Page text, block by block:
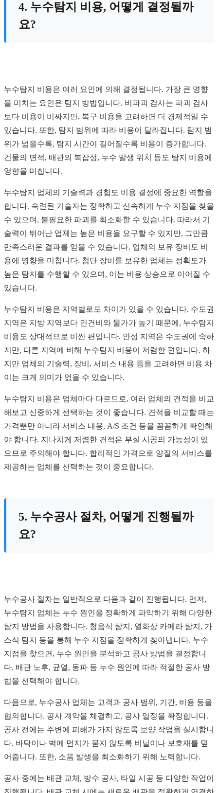
4. 누수탐지 비용, 어떻게 결정될까
요?
누수탐지 비용은 여러 요인에 의해 결정됩니다. 가장 큰 영향
을 미치는 요인은 탐지 방법입니다. 비파괴 검사는 파괴 검사
보다 비용이 비싸지만, 복구 비용을 고려하면 더 경제적일 수
있습니다. 또한, 탐지 범위에 따라 비용이 달라집니다. 탐지 범
위가 넓을수록, 탐지 시간이 길어질수록 비용이 증가합니다.
건물의 면적, 배관의 복잡성, 누수 발생 위치 등도 탐지 비용에
영향을 미칩니다.
누수탐지 업체의 기술력과 경험도 비용 결정에 중요한 역할을
합니다. 숙련된 기술자는 정확하고 신속하게 누수 지점을 찾을
수 있으며, 불필요한 파괴를 최소화할 수 있습니다. 따라서 기
술력이 뛰어난 업체는 높은 비용을 요구할 수 있지만, 그만큼
만족스러운 결과를 얻을 수 있습니다. 업체의 보유 장비도 비
용에 영향을 미칩니다. 첨단 장비를 보유한 업체는 정확도가
높은 탐지를 수행할 수 있으며, 이는 비용 상승으로 이어질 수
있습니다.
누수탐지 비용은 지역별로도 차이가 있을 수 있습니다. 수도권
지역은 지방 지역보다 인건비와 물가가 높기 때문에, 누수탐지
비용도 상대적으로 비싼 편입니다. 안성 지역은 수도권에 속하
지만, 다른 지역에 비해 누수탐지 비용이 저렴한 편입니다. 하
지만 업체의 기술력, 장비, 서비스 내용 등을 고려하면 비용 차
이는 크게 의미가 없을 수 있습니다.
누수탐지 비용은 업체마다 다르므로, 여러 업체의 견적을 비교
해보고 신중하게 선택하는 것이 좋습니다. 견적을 비교할 때는
가격뿐만 아니라 서비스 내용, A/S 조건 등을 꼼꼼하게 확인해
야 합니다. 지나치게 저렴한 견적은 부실 시공의 가능성이 있
으므로 주의해야 합니다. 합리적인 가격으로 양질의 서비스를
제공하는 업체를 선택하는 것이 중요합니다.
5. 누수공사 절차, 어떻게 진행될까
요?
누수공사 절차는 일반적으로 다음과 같이 진행됩니다. 먼저,
누수탐지 업체는 누수 원인을 정확하게 파악하기 위해 다양한
탐지 방법을 사용합니다. 청음식 탐지, 열화상 카메라 탐지, 가
스식 탐지 등을 통해 누수 지점을 정확하게 찾아냅니다. 누수
지점을 찾으면, 누수 원인을 분석하고 공사 방법을 결정합니
다. 배관 노후, 균열, 동파 등 누수 원인에 따라 적절한 공사 방
법을 선택해야 합니다.
다음으로, 누수공사 업체는 고객과 공사 범위, 기간, 비용 등을
협의합니다. 공사 계약을 체결하고, 공사 일정을 확정합니다.
공사 전에는 주변에 피해가 가지 않도록 보양 작업을 실시합니
다. 바닥이나 벽에 먼지가 묻지 않도록 비닐이나 보호재를 덮
어줍니다. 또한, 소음 발생을 최소화하기 위해 노력합니다.
공사 중에는 배관 교체, 방수 공사, 타일 시공 등 다양한 작업이